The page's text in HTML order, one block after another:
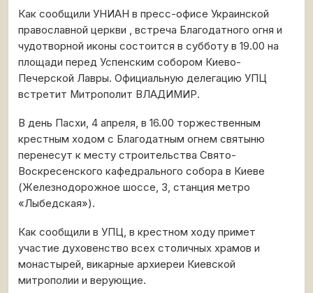
Как сообщили УНИАН в пресс-офисе Украинской
православной церкви , встреча Благодатного огня и
чудотворной иконы состоится в субботу в 19.00 на
площади перед Успенским собором Киево-
Печерской Лавры. Официальную делегацию УПЦ
встретит Митрополит ВЛАДИМИР.
В день Пасхи, 4 апреля, в 16.00 торжественным
крестным ходом с Благодатным огнем святыню
перенесут к месту строительства Свято-
Воскресенского кафедрального собора в Киеве
(Железнодорожное шоссе, 3, станция метро
«Лыбедская»).
Как сообщили в УПЦ, в крестном ходу примет
участие духовенство всех столичных храмов и
монастырей, викарные архиереи Киевской
митрополии и верующие.